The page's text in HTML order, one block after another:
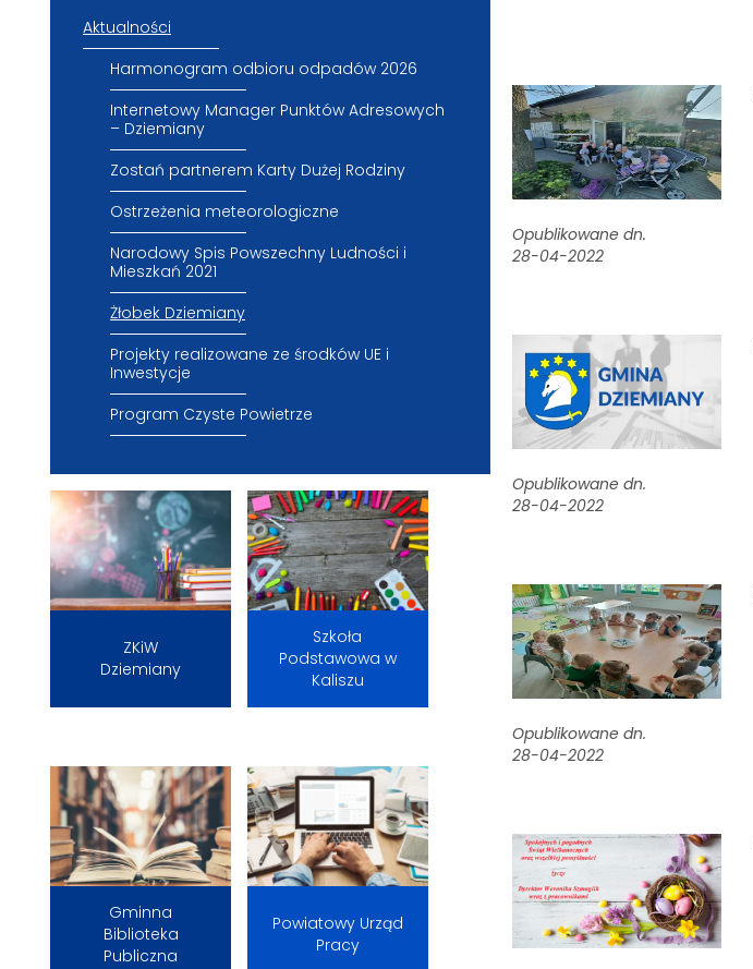
Aktualności
Harmonogram odbioru odpadów 2026
Internetowy Manager Punktów Adresowych
– Dziemiany
Zostań partnerem Karty Dużej Rodziny
Ostrzeżenia meteorologiczne
Narodowy Spis Powszechny Ludności i
Mieszkań 2021
Żłobek Dziemiany
Projekty realizowane ze środków UE i
Inwestycje
Program Czyste Powietrze
ZKiW
Dziemiany
Szkoła
Podstawowa w
Kaliszu
Gminna
Biblioteka
Publiczna
Powiatowy Urząd
Pracy
Opublikowane dn.
28-04-2022
Opublikowane dn.
28-04-2022
Opublikowane dn.
28-04-2022